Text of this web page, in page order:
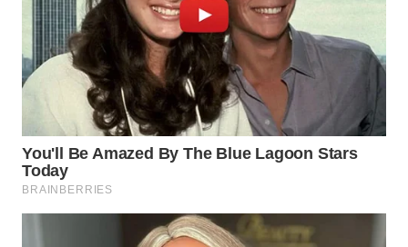
WN
CIREBON
INDRAMAYU
WN
KUNINGAN